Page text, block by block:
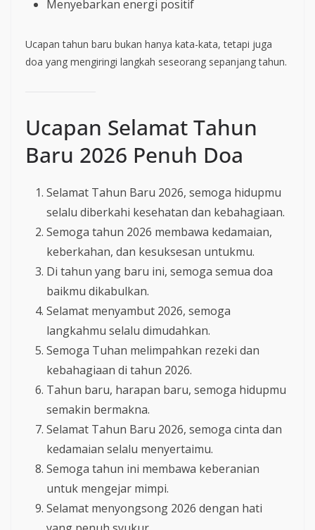
Menyebarkan energi positif
Ucapan tahun baru bukan hanya kata-kata, tetapi juga
doa yang mengiringi langkah seseorang sepanjang tahun.
Ucapan Selamat Tahun
Baru 2026 Penuh Doa
Selamat Tahun Baru 2026, semoga hidupmu
selalu diberkahi kesehatan dan kebahagiaan.
Semoga tahun 2026 membawa kedamaian,
keberkahan, dan kesuksesan untukmu.
Di tahun yang baru ini, semoga semua doa
baikmu dikabulkan.
Selamat menyambut 2026, semoga
langkahmu selalu dimudahkan.
Semoga Tuhan melimpahkan rezeki dan
kebahagiaan di tahun 2026.
Tahun baru, harapan baru, semoga hidupmu
semakin bermakna.
Selamat Tahun Baru 2026, semoga cinta dan
kedamaian selalu menyertaimu.
Semoga tahun ini membawa keberanian
untuk mengejar mimpi.
Selamat menyongsong 2026 dengan hati